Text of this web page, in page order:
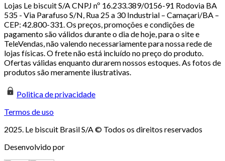
Lojas Le biscuit S/A CNPJ nº 16.233.389/0156-91 Rodovia BA
535 - Via Parafuso S/N, Rua 25 a 30 Industrial – Camaçari/BA –
CEP: 42.800-331. Os preços, promoções e condições de
pagamento são válidos durante o dia de hoje, para o site e
TeleVendas, não valendo necessariamente para nossa rede de
lojas físicas. O frete não está incluído no preço do produto.
Ofertas válidas enquanto durarem nossos estoques. As fotos de
produtos são meramente ilustrativas.
Politica de privacidade
Termos de uso
2025. Le biscuit Brasil S/A © Todos os direitos reservados
Desenvolvido por